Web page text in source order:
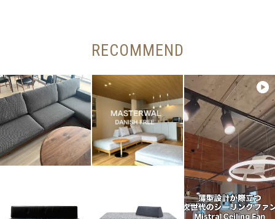
RECOMMEND